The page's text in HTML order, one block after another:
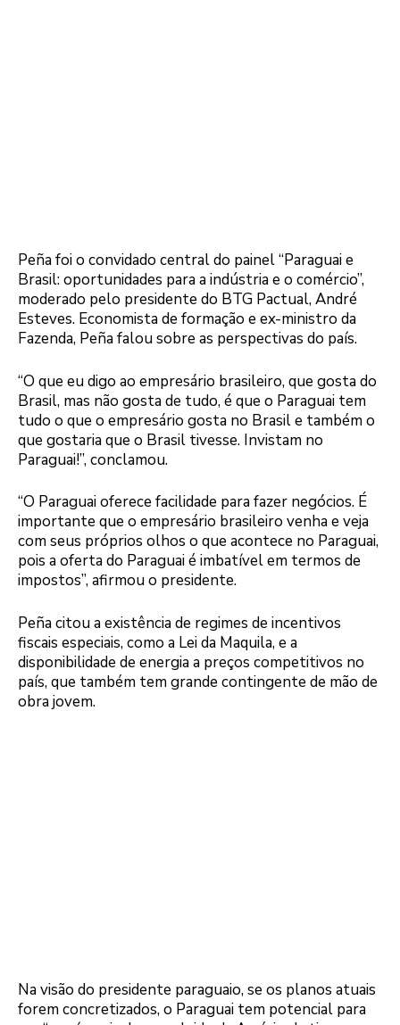
Peña foi o convidado central do painel “Paraguai e
Brasil: oportunidades para a indústria e o comércio”,
moderado pelo presidente do BTG Pactual, André
Esteves. Economista de formação e ex-ministro da
Fazenda, Peña falou sobre as perspectivas do país.
“O que eu digo ao empresário brasileiro, que gosta do
Brasil, mas não gosta de tudo, é que o Paraguai tem
tudo o que o empresário gosta no Brasil e também o
que gostaria que o Brasil tivesse. Invistam no
Paraguai!”, conclamou.
“O Paraguai oferece facilidade para fazer negócios. É
importante que o empresário brasileiro venha e veja
com seus próprios olhos o que acontece no Paraguai,
pois a oferta do Paraguai é imbatível em termos de
impostos”, afirmou o presidente.
Peña citou a existência de regimes de incentivos
fiscais especiais, como a Lei da Maquila, e a
disponibilidade de energia a preços competitivos no
país, que também tem grande contingente de mão de
obra jovem.
Na visão do presidente paraguaio, se os planos atuais
forem concretizados, o Paraguai tem potencial para